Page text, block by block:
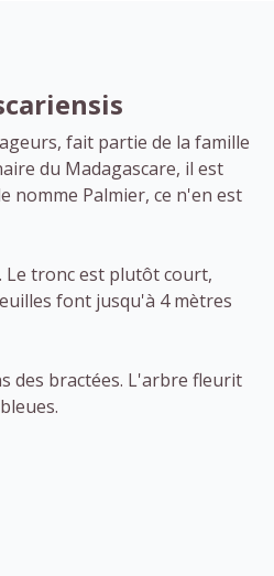
fait partie de la famille
du Madagascare, il est
nomme Palmier, ce n'en est
Le tronc est plutôt court,
font jusqu'à 4 mètres
des bractées. L'arbre fleurit